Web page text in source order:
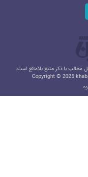
با ذکر منبع بلامانع است.
Copyright © 2025